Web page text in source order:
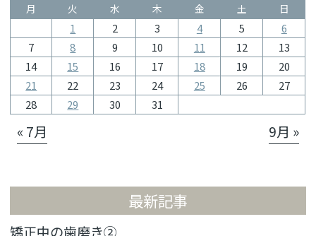
月 火 水 木 金 土 日
1 2 3 4 5
6
7
8 9 10 11 12
13
14
15 16 17 18 19
20
21
22 23 24 25 26
27
28
29 30 31
« 7月 9月 »
最新記事
矯正中の歯磨き②